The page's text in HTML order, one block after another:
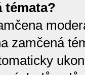
témata?
zamčená